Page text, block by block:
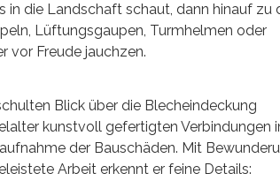
in die Landschaft schaut, dann hinauf zu
Lüftungsgaupen, Turmhelmen oder
vor Freude jauchzen.
Blick über die Blecheindeckung
kunstvoll gefertigten Verbindungen
der Bauschäden. Mit
Arbeit erkennt er feine Details: